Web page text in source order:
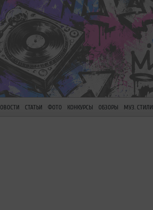
СТАТЬИ ФОТО КОНКУРСЫ ОБЗОРЫ МУЗ. СТИЛИ